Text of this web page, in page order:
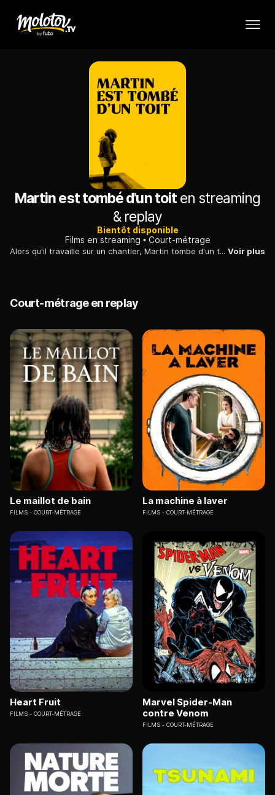
Martin est tombé d'un toiten streaming
& replay
Bientôt disponible
Films en streaming
Court-métrage
Alors qu'il travaille sur un chantier, Martin tombe d'un toit. Plâtré à la jambe et au bras, il ne peut plus travailler mais son patron refuse de l'indemniser. Sa femme, Jeanne, enceinte de huit mois, décide alors de prendre la situation en main. Voir plus
Court-métrage en replay
Le maillot de bain
FILMS COURT-MÉTRAGE
La machine à laver
FILMS COURT-MÉTRAGE
Heart Fruit
FILMS COURT-MÉTRAGE
Marvel Spider-Man
contre Venom
FILMS COURT-MÉTRAGE